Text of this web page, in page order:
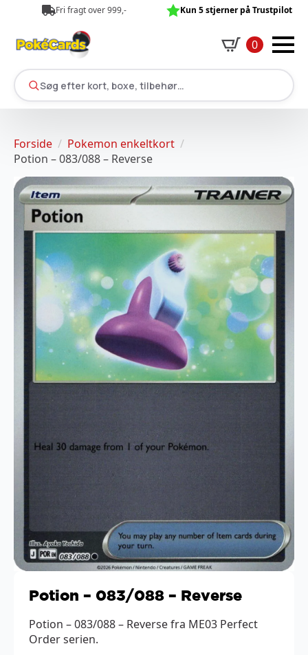
Fri fragt over 999,- Kun 5 stjerner på Trustpilot
0
Søg efter kort, boxe, tilbehør…
Forside
Pokemon enkeltkort
Potion – 083/088 – Reverse
Potion – 083/088 – Reverse
Potion – 083/088 – Reverse fra ME03 Perfect
Order serien.